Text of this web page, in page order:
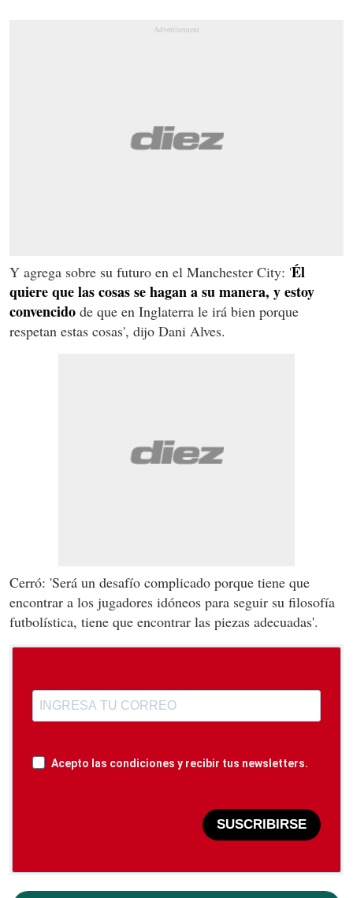
Y agrega sobre su futuro en el Manchester City: 'Él
quiere que las cosas se hagan a su manera, y estoy
convencido de que en Inglaterra le irá bien porque
respetan estas cosas', dijo Dani Alves.
Cerró: 'Será un desafío complicado porque tiene que
encontrar a los jugadores idóneos para seguir su filosofía
futbolística, tiene que encontrar las piezas adecuadas'.
Acepto las condiciones y recibir tus newsletters.
SUSCRIBIRSE